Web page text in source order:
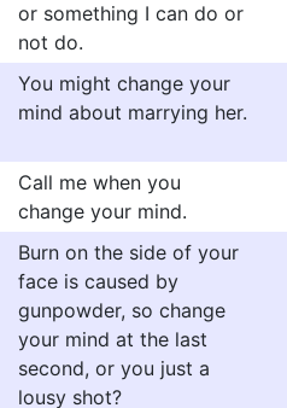
or something I can do or
not do.
You might change your
mind about marrying her.
Call me when you
change your mind.
Burn on the side of your
face is caused by
gunpowder, so change
your mind at the last
second, or you just a
lousy shot?